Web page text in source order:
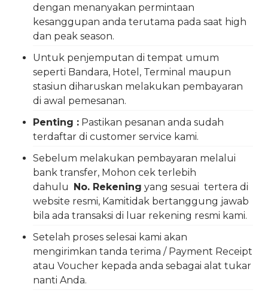
dengan menanyakan permintaan
kesanggupan anda terutama pada saat high
dan peak season.
Untuk penjemputan di tempat umum
seperti Bandara, Hotel, Terminal maupun
stasiun diharuskan melakukan pembayaran
di awal pemesanan.
Penting : Pastikan pesanan anda sudah
terdaftar di customer service kami.
Sebelum melakukan pembayaran melalui
bank transfer, Mohon cek terlebih
dahulu No. Rekening yang sesuai tertera di
website resmi, Kamitidak bertanggung jawab
bila ada transaksi di luar rekening resmi kami.
Setelah proses selesai kami akan
mengirimkan tanda terima / Payment Receipt
atau Voucher kepada anda sebagai alat tukar
nanti Anda.